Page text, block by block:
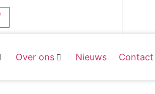
Over ons Nieuws Contact